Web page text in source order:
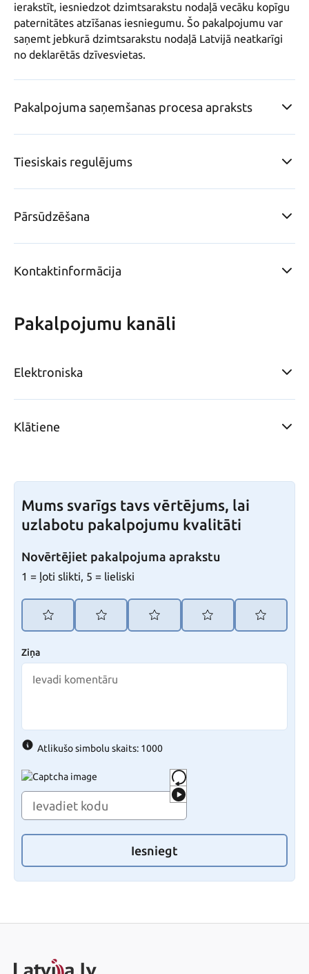
ierakstīt, iesniedzot dzimtsarakstu nodaļā vecāku kopīgu
paternitātes atzīšanas iesniegumu. Šo pakalpojumu var
saņemt jebkurā dzimtsarakstu nodaļā Latvijā neatkarīgi
no deklarētās dzīvesvietas.
Pakalpojuma saņemšanas procesa apraksts
Tiesiskais regulējums
Pārsūdzēšana
Kontaktinformācija
Pakalpojumu kanāli
Elektroniska
Klātiene
Mums svarīgs tavs vērtējums, lai
uzlabotu pakalpojumu kvalitāti
Novērtējiet pakalpojuma aprakstu
1 = ļoti slikti, 5 = lieliski
Ziņa
Atlikušo simbolu skaits: 1000
Iesniegt